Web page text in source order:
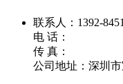
联系人：1392-
电 话：
传 真：
公司地址：深圳